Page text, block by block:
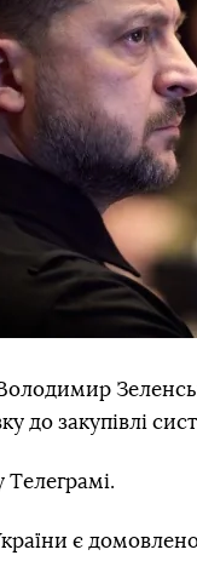
до закупівлі
Tелеграмі.
є